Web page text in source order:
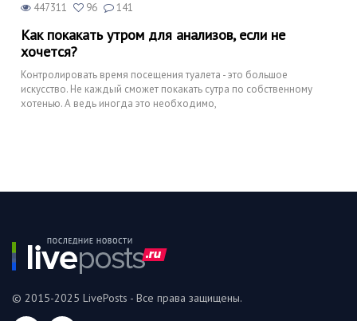
447311 96 141
Как покакать утром для анализов, если не
хочется?
Контролировать время посещения туалета - это большое
искусство. Не каждый сможет покакать сутра по собственному
хотенью. А ведь иногда это необходимо,
© 2015-2025 LivePosts - Все права защищены.